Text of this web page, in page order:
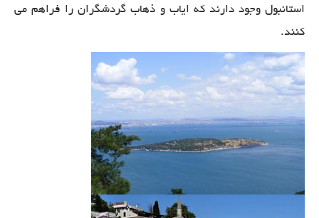
استانبول وجود دارند که ایاب و ذهاب گردشگران را فراهم می
کنند.